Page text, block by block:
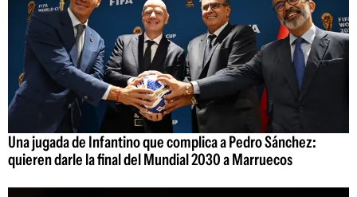
Una jugada de Infantino que complica a Pedro Sánchez:
quieren darle la final del Mundial 2030 a Marruecos